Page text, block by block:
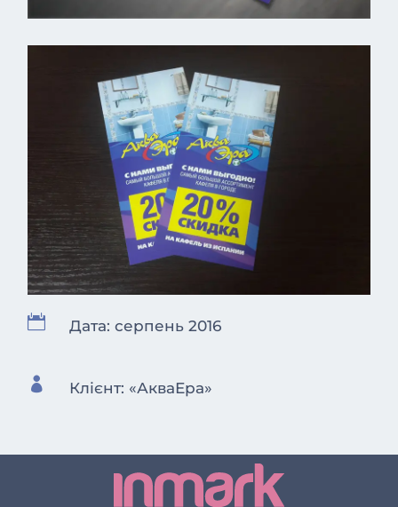
 Дата: серпень 2016
 Клієнт: «АкваЕра»